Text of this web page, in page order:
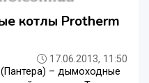
котлы Protherm
17.06.2013, 11:50
– дымоходные